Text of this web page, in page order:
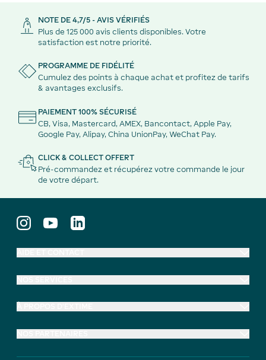
NOTE DE 4,7/5 - AVIS VÉRIFIÉS
Plus de 125 000 avis clients disponibles. Votre
satisfaction est notre priorité.
PROGRAMME DE FIDÉLITÉ
Cumulez des points à chaque achat et profitez de tarifs
& avantages exclusifs.
PAIEMENT 100% SÉCURISÉ
CB, Visa, Mastercard, AMEX, Bancontact, Apple Pay,
Google Pay, Alipay, China UnionPay, WeChat Pay.
CLICK & COLLECT OFFERT
Pré-commandez et récupérez votre commande le jour
de votre départ.